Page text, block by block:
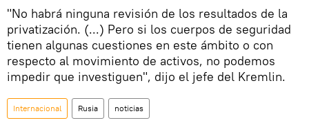
"No habrá ninguna revisión de los resultados de la
privatización. (...) Pero si los cuerpos de seguridad
tienen algunas cuestiones en este ámbito o con
respecto al movimiento de activos, no podemos
impedir que investiguen", dijo el jefe del Kremlin.
Internacional Rusia noticias